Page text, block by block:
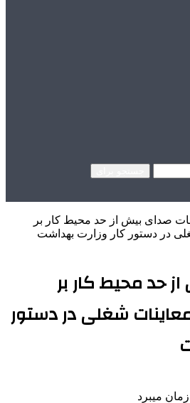
صدای بیش از حد محیط کار بر
در دستور کار وزارت بهداشت
حد محیط کار بر
شغلی در دستور